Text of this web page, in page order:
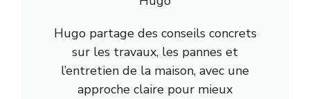
Hugo partage des conseils concrets
sur les travaux, les pannes et
l’entretien de la maison, avec une
approche claire pour mieux